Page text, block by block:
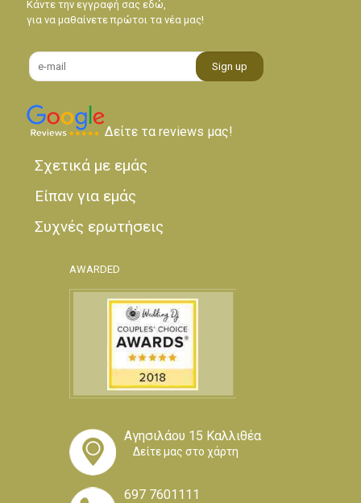
Κάντε την εγγραφή σας εδώ,
για να μαθαίνετε πρώτοι τα νέα μας!
Δείτε τα reviews μας!
Σχετικά με εμάς
Είπαν για εμάς
Συχνές ερωτήσεις
AWARDED
Αγησιλάου 15 Καλλιθέα
Δείτε μας στο χάρτη
697 7601111